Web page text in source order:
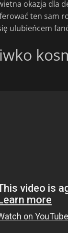
okazja dla
ten sam
ulubieńcem